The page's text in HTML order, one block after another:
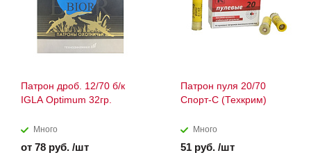
Патрон дроб. 12/70 б/к
IGLA Optimum 32гр.
Много
от 78 руб. /шт
Патрон пуля 20/70
Спорт-С (Техкрим)
Много
51 руб. /шт